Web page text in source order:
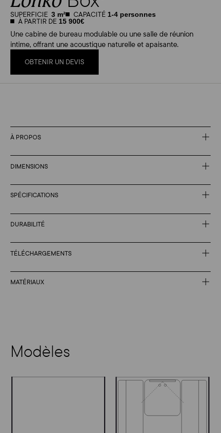
SUPERFICIE 3 m² CAPACITÉ 1-4 personnes
À PARTIR DE 15 900€
Une cabine de bureau modulable ou une salle de réunion
intime, offrant une acoustique naturelle et apaisante.
OBTENIR UN DEVIS
À PROPOS
DIMENSIONS
SPÉCIFICATIONS
DURABILITÉ
TÉLÉCHARGEMENTS
MATÉRIAUX
Modèles